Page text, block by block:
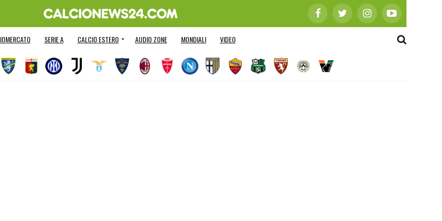
SERIE A CALCIO ESTERO AUDIO ZONE MONDIALI VIDEO